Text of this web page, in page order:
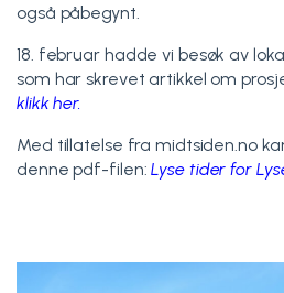
også påbegynt.
18. februar hadde vi besøk av
som har skrevet artikkel om
klikk her.
Med tillatelse fra midtsiden.no
denne pdf-filen:Lyse tider for